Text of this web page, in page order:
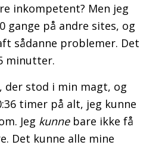
inkompetent? Men jeg
gange på andre sites, og
sådanne problemer. Det
minutter.
der stod i min magt, og
timer på alt, jeg kunne
Jeg kunnebare ikke få
Det kunne alle mine